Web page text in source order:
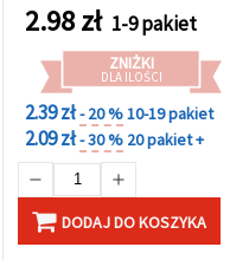
2.98zł 1-9 pakiet
ZNIŻKI
DLA ILOŚCI
2.39 zł- 20 %10-19 pakiet
2.09 zł- 30 % 20 pakiet +
DODAJ DO KOSZYKA